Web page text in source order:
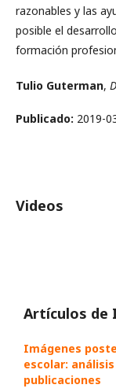
razonables y las
posible el
formación
Tulio Guterman,
Publicado: 2019-
Videos
Artículos de
Imágenes
escolar:
publicaciones